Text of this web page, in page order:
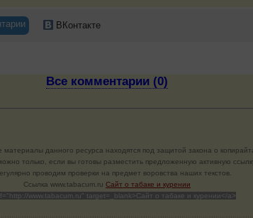
ВКонтакте
Все комментарии (0)
материалы данного ресурса находятся под защитой закона о
только, если вы готовы разместить предложенную активную
проводим проверки на предмет воровства наших текстов.
Cсылка www.tabacum.ru Сайт о табаке и курении
www.tabacum.ru" target=_blank>Сайт о табаке и курении</a>